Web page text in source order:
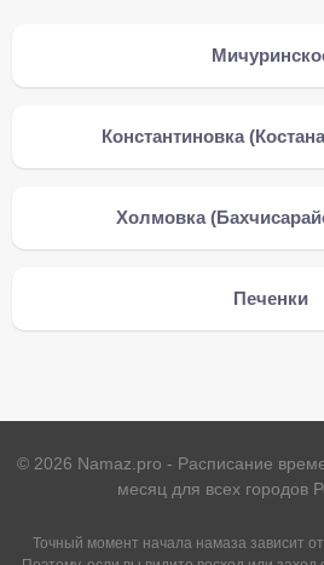
Константиновка
Холмовка
Печенки
© 2026 Namaz.pro - Расписание
месяц для всех городов
Точный момент начала намаза зависит